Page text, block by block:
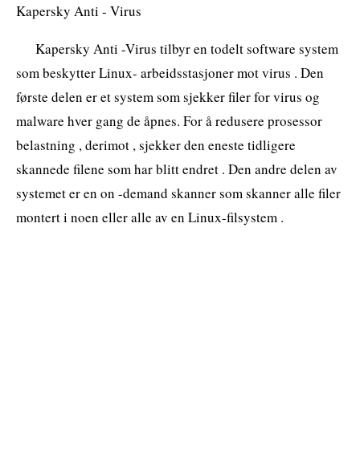
Kapersky Anti - Virus
Kapersky Anti -Virus tilbyr en todelt software system
som beskytter Linux- arbeidsstasjoner mot virus . Den
første delen er et system som sjekker filer for virus og
malware hver gang de åpnes. For å redusere prosessor
belastning , derimot , sjekker den eneste tidligere
skannede filene som har blitt endret . Den andre delen av
systemet er en on -demand skanner som skanner alle filer
montert i noen eller alle av en Linux-filsystem .